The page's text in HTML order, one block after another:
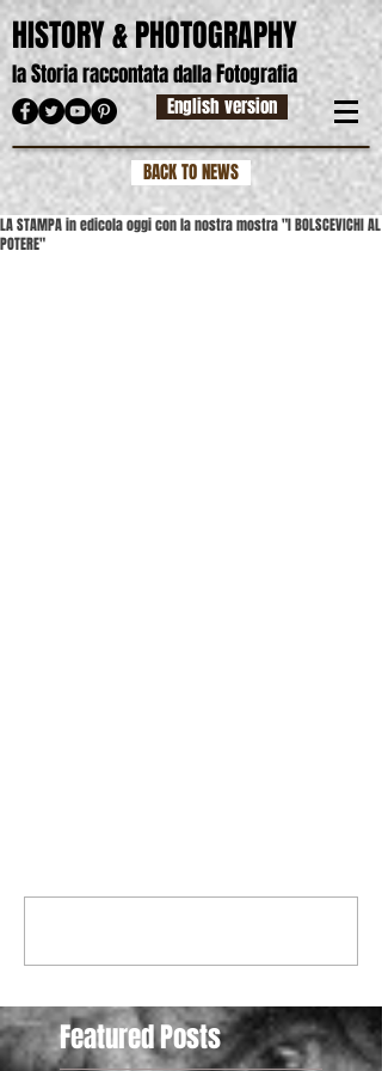
HISTORY & PHOTOGRAPHY
laStoria raccontata dallaFotografia
English version
BACK TO NEWS
LA STAMPA in edicola oggi con la nostra mostra "I BOLSCEVICHI AL
POTERE"
Featured Posts